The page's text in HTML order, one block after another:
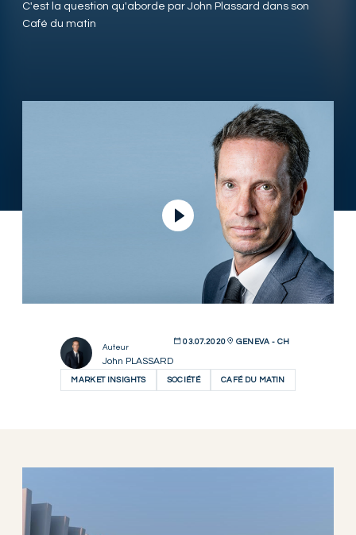
C'est la question qu'aborde par John Plassard dans son
Café du matin
Auteur
John PLASSARD
03.07.2020 GENEVA - CH
MARKET INSIGHTS SOCIÉTÉ CAFÉ DU MATIN